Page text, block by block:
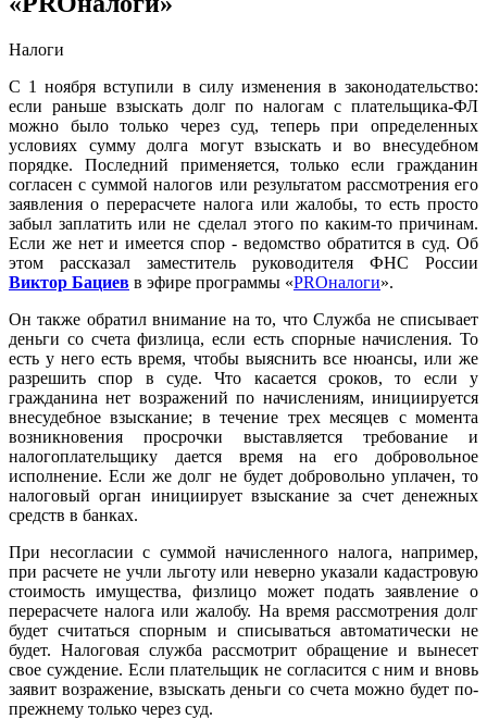
Налоги
С 1 ноября вступили в силу изменения в законодательство:
если раньше взыскать долг по налогам с плательщика-ФЛ
можно было только через суд, теперь при определенных
условиях сумму долга могут взыскать и во внесудебном
порядке. Последний применяется, только если гражданин
согласен с суммой налогов или результатом рассмотрения его
заявления о перерасчете налога или жалобы, то есть просто
забыл заплатить или не сделал этого по каким-то причинам.
Если же нет и имеется спор - ведомство обратится в суд. Об
этом рассказал заместитель руководителя ФНС России
Виктор Бациев в эфире программы «PROналоги».
Он также обратил внимание на то, что Служба не списывает
деньги со счета физлица, если есть спорные начисления. То
есть у него есть время, чтобы выяснить все нюансы, или же
разрешить спор в суде. Что касается сроков, то если у
гражданина нет возражений по начислениям, инициируется
внесудебное взыскание; в течение трех месяцев с момента
возникновения просрочки выставляется требование и
налогоплательщику дается время на его добровольное
исполнение. Если же долг не будет добровольно уплачен, то
налоговый орган инициирует взыскание за счет денежных
средств в банках.
При несогласии с суммой начисленного налога, например,
при расчете не учли льготу или неверно указали кадастровую
стоимость имущества, физлицо может подать заявление о
перерасчете налога или жалобу. На время рассмотрения долг
будет считаться спорным и списываться автоматически не
будет. Налоговая служба рассмотрит обращение и вынесет
свое суждение. Если плательщик не согласится с ним и вновь
заявит возражение, взыскать деньги со счета можно будет по-
прежнему только через суд.